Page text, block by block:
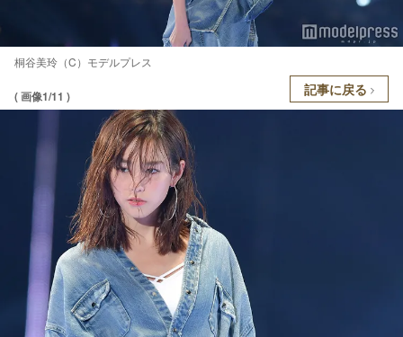
桐谷美玲（C）モデルプレス
( 画像1/11 ) 記事に戻る